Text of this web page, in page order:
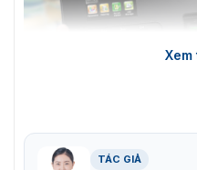
Xem
TÁC GIẢ